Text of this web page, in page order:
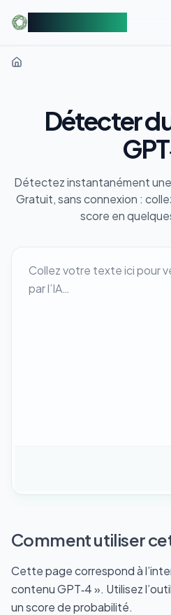
Détecter
Détectez instantanément
Gratuit, sans connexion :
score en
Comment utiliser
Cette page correspond à
contenu GPT‑4 ». Utilisez
un score de probabilité.